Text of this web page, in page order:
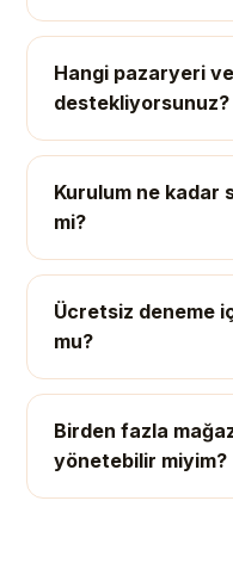
Hangi pazaryeri
destekliyorsunuz?
Kurulum ne kadar
mi?
Ücretsiz deneme
mu?
Birden fazla
yönetebilir miyim?